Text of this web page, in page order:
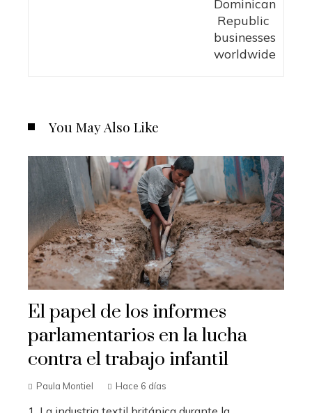
You May Also Like
El papel de los informes
parlamentarios en la lucha
contra el trabajo infantil
Paula Montiel Hace 6 días